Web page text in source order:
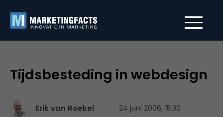
Tijdsbesteding in webdesign
Erik van Roekel 24 juni 2006, 15:30